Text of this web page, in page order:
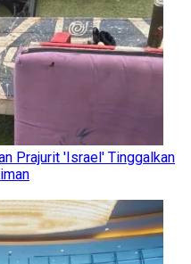
Prajurit 'Israel' Tinggalkan